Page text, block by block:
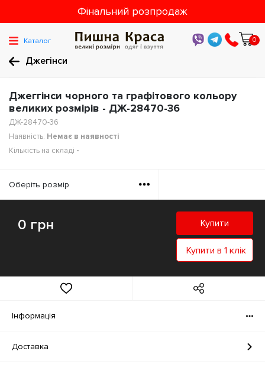
Фінальний розпродаж
Каталог 0
Джегінси
Джеггінси чорного та графітового кольору
великих розмірів - ДЖ-28470-36
ДЖ-28470-36
Наявність: Немає в наявності
Кількість на складі -
Оберiть розмiр
0 грн Купити
Купити в 1 клік
Iнформація
Доставка